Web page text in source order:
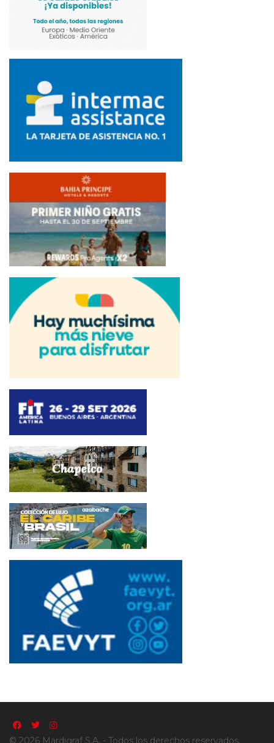
© 2026 Mardigraf S.A. - Todos los derechos reservados.